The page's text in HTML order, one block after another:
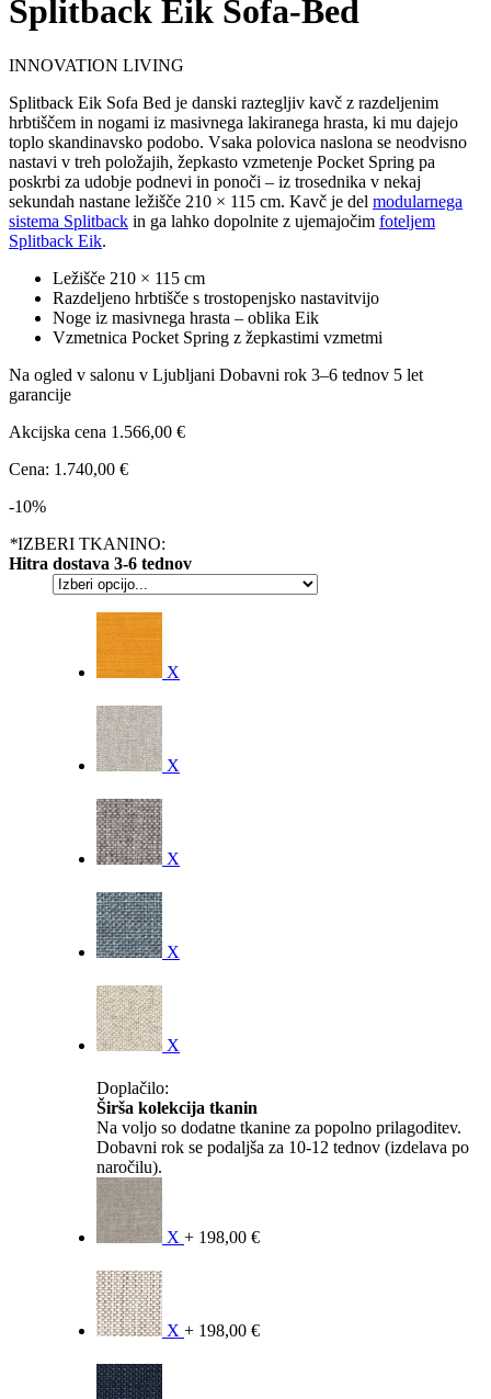
Splitback Eik Sofa-Bed
INNOVATION LIVING
Splitback Eik Sofa Bed je danski raztegljiv kavč z razdeljenim
hrbtiščem in nogami iz masivnega lakiranega hrasta, ki mu dajejo
toplo skandinavsko podobo. Vsaka polovica naslona se neodvisno
nastavi v treh položajih, žepkasto vzmetenje Pocket Spring pa
poskrbi za udobje podnevi in ponoči – iz trosednika v nekaj
sekundah nastane ležišče 210 × 115 cm. Kavč je del modularnega
sistema Splitback in ga lahko dopolnite z ujemajočim foteljem
Splitback Eik.
Ležišče 210 × 115 cm
Razdeljeno hrbtišče s trostopenjsko nastavitvijo
Noge iz masivnega hrasta – oblika Eik
Vzmetnica Pocket Spring z žepkastimi vzmetmi
Na ogled v salonu v Ljubljani Dobavni rok 3–6 tednov 5 let
garancije
Akcijska cena 1.566,00 €
Cena: 1.740,00 €
-10%
*IZBERI TKANINO:
Hitra dostava 3-6 tednov
X
X
X
X
X
Doplačilo:
Širša kolekcija tkanin
Na voljo so dodatne tkanine za popolno prilagoditev.
Dobavni rok se podaljša za 10-12 tednov (izdelava po
naročilu).
X + 198,00 €
X + 198,00 €